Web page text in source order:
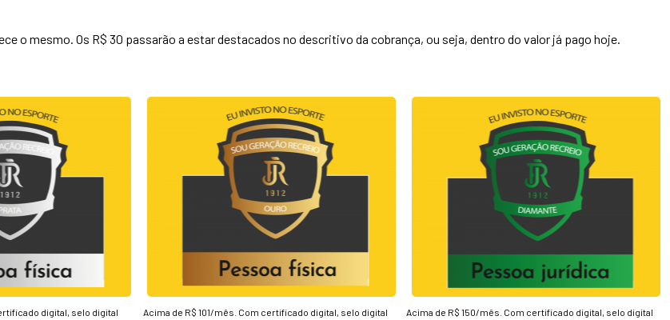
o mesmo. Os R$ 30 passarão a estar destacados no descritivo da cobrança, ou seja, dentro do valor já pago hoje.
digital, selo digital
Acima de R$ 101/mês. Com certificado digital, selo digital
Acima de R$ 150/mês. Com certificado digital, selo digital